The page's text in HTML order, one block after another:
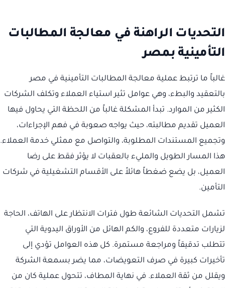
التحديات الراهنة في معالجة المطالبات
التأمينية بمصر
غالباً ما ترتبط عملية معالجة المطالبات التأمينية في مصر
بالتعقيد والبطء، وهي عوامل تثير استياء العملاء وتكلف الشركات
الكثير من الموارد. تبدأ المشكلة غالباً من اللحظة التي يحاول فيها
العميل تقديم مطالبته، حيث يواجه صعوبة في فهم الإجراءات،
وتجميع المستندات المطلوبة، والتواصل مع ممثلي خدمة العملاء.
هذا المسار الطويل والمليء بالعقبات لا يؤثر فقط على رضا
العميل، بل يضع ضغطاً هائلاً على الأقسام التشغيلية في شركات
التأمين.
تشمل التحديات الشائعة طول فترات الانتظار على الهاتف، الحاجة
لزيارات متعددة للفروع، والكم الهائل من الأوراق اليدوية التي
تتطلب تدقيقاً ومراجعة مستمرة. كل هذه العوامل تؤدي إلى
تأخيرات كبيرة في صرف التعويضات، مما يضر بسمعة الشركة
ويقلل من ثقة العملاء. في نهاية المطاف، تتحول عملية كان من